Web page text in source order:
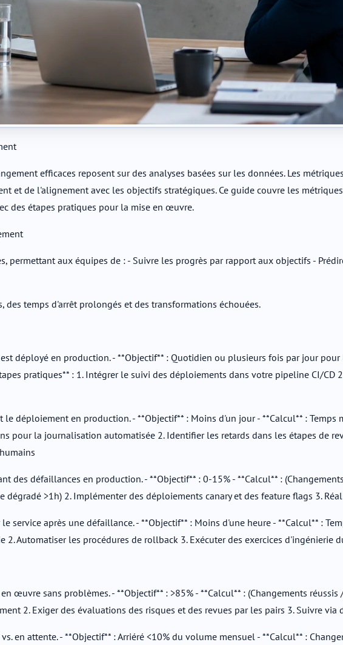
efficaces reposent sur des analyses basées sur les données. Les
et de l'alignement avec les objectifs stratégiques. Ce guide couvre les
des étapes pratiques pour la mise en œuvre.
aux équipes de : - Suivre les progrès par rapport aux objectifs -
temps d'arrêt prolongés et des transformations échouées.
déployé en production. - **Objectif** : Quotidien ou plusieurs fois par jour
pratiques** : 1. Intégrer le suivi des déploiements dans votre pipeline CI/CD
déploiement en production. - **Objectif** : Moins d'un jour - **Calcul** : Temps
pour la journalisation automatisée 2. Identifier les retards dans les étapes de
des défaillances en production. - **Objectif** : 0-15% - **Calcul** :
>1h) 2. Implémenter des déploiements canary et des feature flags 3.
service après une défaillance. - **Objectif** : Moins d'une heure - **Calcul** :
2. Automatiser les procédures de rollback 3. Exécuter des exercices d'ingénierie
œuvre sans problèmes. - **Objectif** : >85% - **Calcul** : (Changements
2. Exiger des évaluations des risques et des revues par les pairs 3. Suivre
en attente. - **Objectif** : Arriéré <10% du volume mensuel - **Calcul** :